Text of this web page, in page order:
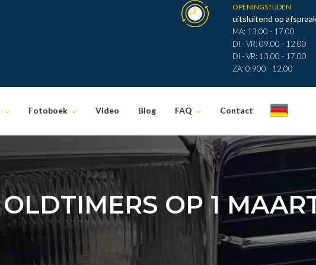
OPENINGSTIJDEN
uitsluitend op
MA: 13.00 - 17.00
DI - VR: 09.00 - 12.00
DI - VR: 13.00 - 17.00
ZA: 0.900 - 12.00
Fotoboek Video Blog FAQ Contact .
OP 1